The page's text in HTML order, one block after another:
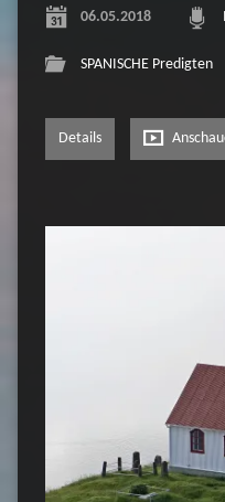
06.05.2018
SPANISCHE Predigten
Details